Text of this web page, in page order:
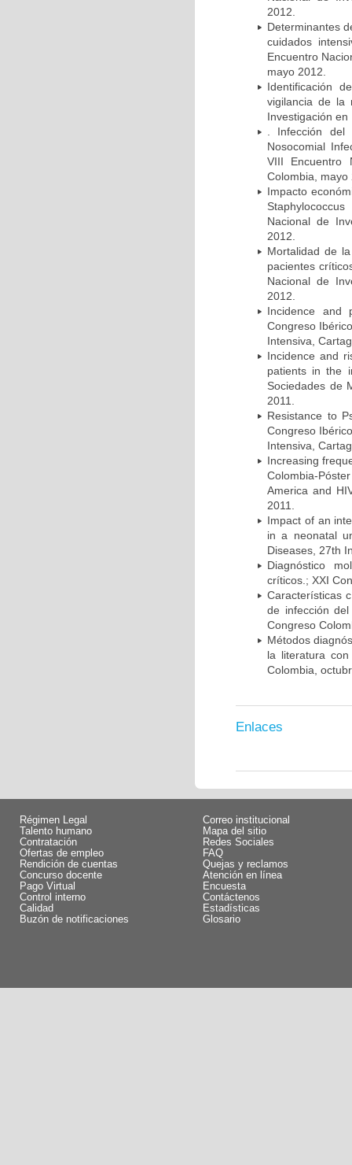
2012.
Determinantes
cuidados
Encuentro
mayo 2012.
Identificación
vigilancia de la
Investigación
. Infección
Nosocomial
VIII Encuentro
Colombia, mayo
Impacto
Nacional de
2012.
Mortalidad de
pacientes
Nacional de
2012.
Incidence and
Congreso
Intensiva,
Incidence and
patients in the
Sociedades de
2011.
Resistance to
Congreso
Intensiva,
Increasing
Colombia-
America and
2011.
Impact of an
in a neonatal
Diseases, 27th
Diagnóstico
críticos.; XXI
Características
de infección
Congreso
Métodos
la literatura
Colombia,
Enlaces
Régimen Legal
Talento humano
Contratación
Ofertas de empleo
Rendición de cuentas
Concurso docente
Pago Virtual
Control interno
Calidad
Buzón de notificaciones
Correo institucional
Mapa del sitio
Redes Sociales
FAQ
Quejas y reclamos
Atención en línea
Encuesta
Contáctenos
Estadísticas
Glosario